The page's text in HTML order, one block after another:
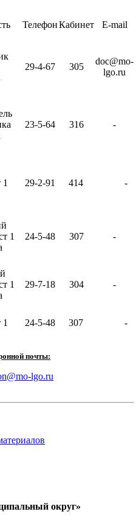
ТелефонКабинет E-mail
29-4-67 305
doc@mo-
lgo.ru
23-5-64 316 -
1
29-2-91 414 -
1
24-5-48 307 -
1
29-7-18 304 -
1
24-5-48 307 -
почты:
lgo.ru
округ»